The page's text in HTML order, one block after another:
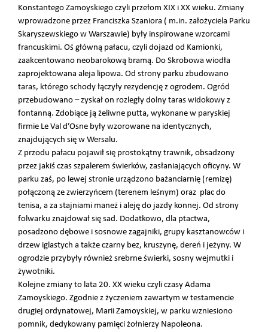
Konstantego Zamoyskiego czyli przełom XIX i XX wieku. Zmiany
wprowadzone przez Franciszka Szaniora ( m.in. założyciela Parku
Skaryszewskiego w Warszawie) były inspirowane wzorcami
francuskimi. Oś główną pałacu, czyli dojazd od Kamionki,
zaakcentowano neobarokową bramą. Do Skrobowa wiodła
zaprojektowana aleja lipowa. Od strony parku zbudowano
taras, którego schody łączyły rezydencję z ogrodem. Ogród
przebudowano – zyskał on rozległy dolny taras widokowy z
fontanną. Zdobiące ją żeliwne putta, wykonane w paryskiej
firmie Le Val d’Osne były wzorowane na identycznych,
znajdujących się w Wersalu.
Z przodu pałacu pojawił się prostokątny trawnik, obsadzony
przez jakiś czas szpalerem świerków, zasłaniających oficyny. W
parku zaś, po lewej stronie urządzono bażanciarnię (remizę)
połączoną ze zwierzyńcem (terenem leśnym) oraz plac do
tenisa, a za stajniami maneż i aleję do jazdy konnej. Od strony
folwarku znajdował się sad. Dodatkowo, dla ptactwa,
posadzono dębowe i sosnowe zagajniki, grupy kasztanowców i
drzew iglastych a także czarny bez, kruszynę, dereń i jeżyny. W
ogrodzie przybyły również srebrne świerki, sosny wejmutki i
żywotniki.
Kolejne zmiany to lata 20. XX wieku czyli czasy Adama
Zamoyskiego. Zgodnie z życzeniem zawartym w testamencie
drugiej ordynatowej, Marii Zamoyskiej, w parku wzniesiono
pomnik, dedykowany pamięci żołnierzy Napoleona.